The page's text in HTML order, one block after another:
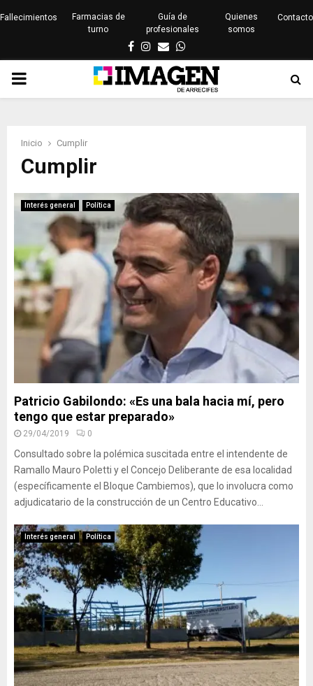
Fallecimientos
Farmacias de
turno
Guía de
profesionales
Quienes
somos
Contacto
Facebook
Instagram
EmailWhatsapp
PRIMARY
Inicio Cumplir
Cumplir
Interés general Política
Patricio Gabilondo: «Es una bala hacia mí, pero
tengo que estar preparado»
29/04/2019 0
Consultado sobre la polémica suscitada entre el intendente de
Ramallo Mauro Poletti y el Concejo Deliberante de esa localidad
(específicamente el Bloque Cambiemos), que lo involucra como
adjudicatario de la construcción de un Centro Educativo...
Interés general Política